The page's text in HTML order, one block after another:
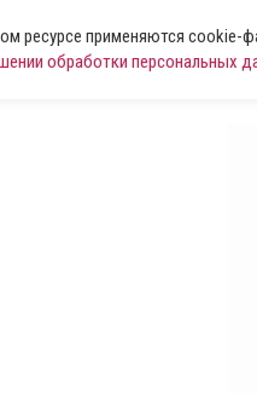
ресурсе применяются cookie-
обработки персональных